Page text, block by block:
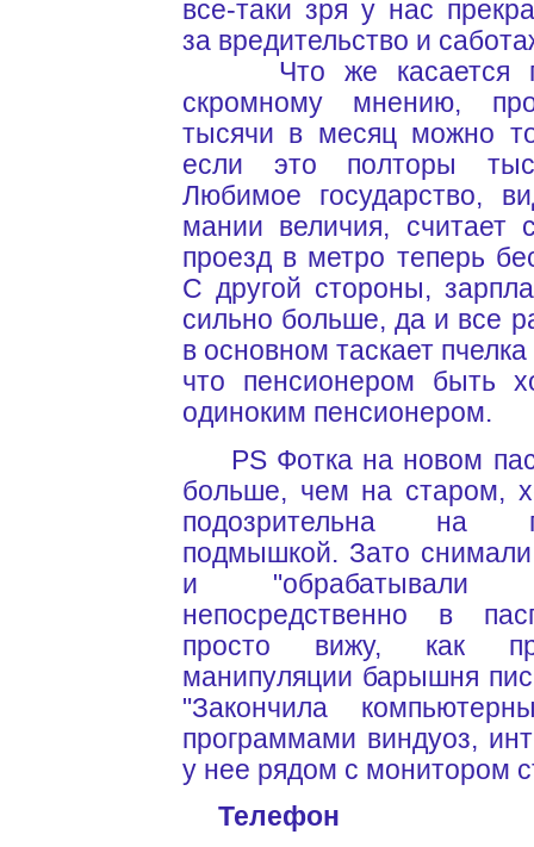
все-таки зря у нас
за вредительство и
Что же касается
скромному мнению,
тысячи в месяц можно
если это полторы
Любимое государство,
мании величия, считает
проезд в метро теперь
С другой стороны,
сильно больше, да и все
в основном таскает
что пенсионером быть
одиноким пенсионером.
PS Фотка на новом
больше, чем на старом,
подозрительна на
подмышкой. Зато
и "обрабатывали
непосредственно в
просто вижу, как
манипуляции барышня
"Закончила
программами виндуоз,
у нее рядом с монитором
Телефон